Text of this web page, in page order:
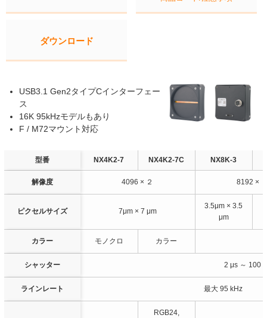
ダウンロード
USB3.1 Gen2タイプCインターフェー
ス
16K 95kHzモデルもあり
F / M72マウント対応
型番 NX4K2-7 NX4K2-7C NX8K-3
解像度 4096 × ２ 8192 ×
ピクセルサイズ 7μm × 7 μm
3.5μm × 3.5
μm
カラー モノクロ カラー
シャッター 2 μs ～ 100
ラインレート 最大 95 kHz
RGB24,